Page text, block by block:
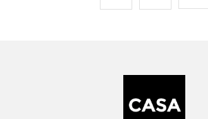
Uitstekende service zowel voor,
vermelding voor de heel vriendelijke
benodigdheden leverde en ons